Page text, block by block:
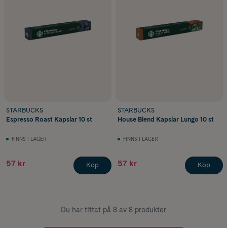
STARBUCKS
Espresso Roast Kapslar 10 st
FINNS I LAGER
57 kr Köp
STARBUCKS
House Blend Kapslar Lungo 10 st
FINNS I LAGER
57 kr Köp
Du har tittat på 8 av 8 produkter